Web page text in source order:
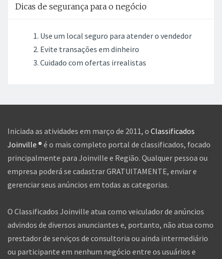
Dicas de segurança para o negócio
Use um local seguro para atender o vendedor
Evite transações em dinheiro
Cuidado com ofertas irrealistas
Iniciada as atividades em março de 2011, o Classificados
Joinville ® é o mais completo portal de classificados, focado
principalmente para Joinville e Região. Qualquer pessoa ou
empresa poderá se cadastrar GRATUITAMENTE, enviar e
gerenciar seus anúncios em todas as categorias.
O Classificados Joinville atua como veiculador de anúncios
advindos de diversos anunciantes e, portanto, não atua como
prestador de serviços de consultoria ou ainda intermediário
ou participante em nenhum negócio entre os usuários e